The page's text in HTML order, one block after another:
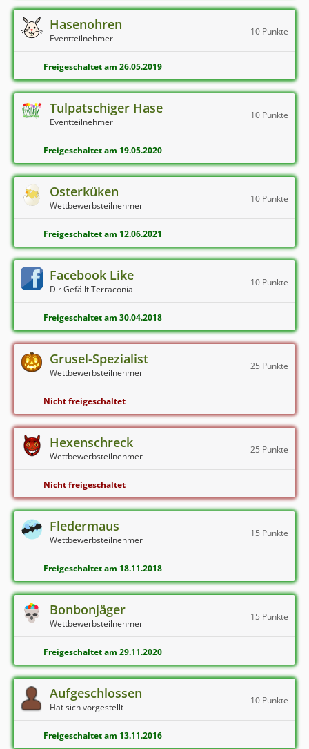
Hasenohren
Eventteilnehmer
10 Punkte
Freigeschaltet am 26.05.2019
Tulpatschiger Hase
Eventteilnehmer
10 Punkte
Freigeschaltet am 19.05.2020
Osterküken
Wettbewerbsteilnehmer
10 Punkte
Freigeschaltet am 12.06.2021
Facebook Like
Dir Gefällt Terraconia
10 Punkte
Freigeschaltet am 30.04.2018
Grusel-Spezialist
Wettbewerbsteilnehmer
25 Punkte
Nicht freigeschaltet
Hexenschreck
Wettbewerbsteilnehmer
25 Punkte
Nicht freigeschaltet
Fledermaus
Wettbewerbsteilnehmer
15 Punkte
Freigeschaltet am 18.11.2018
Bonbonjäger
Wettbewerbsteilnehmer
15 Punkte
Freigeschaltet am 29.11.2020
Aufgeschlossen
Hat sich vorgestellt
10 Punkte
Freigeschaltet am 13.11.2016